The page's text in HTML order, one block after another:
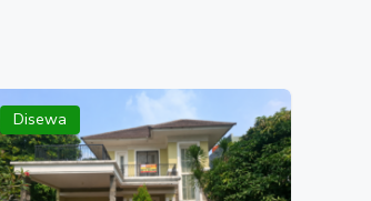
Disewa